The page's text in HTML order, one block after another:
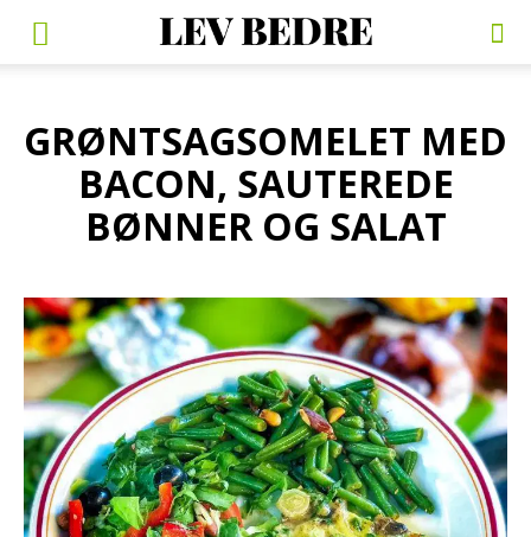
GRØNTSAGSOMELET MED
BACON, SAUTEREDE
BØNNER OG SALAT